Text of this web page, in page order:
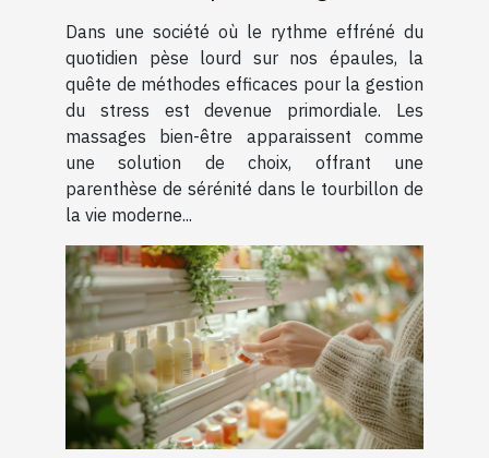
du stress
Dans une société où le rythme effréné du
quotidien pèse lourd sur nos épaules, la
quête de méthodes efficaces pour la gestion
du stress est devenue primordiale. Les
massages bien-être apparaissent comme
une solution de choix, offrant une
parenthèse de sérénité dans le tourbillon de
la vie moderne...